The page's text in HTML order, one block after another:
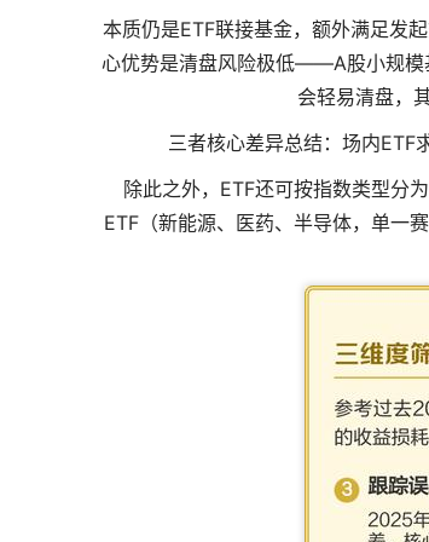
本质仍是ETF联接基金，额外满足发
心优势是清盘风险极低——A股小规模
会轻易清盘，
三者核心差异总结：场内ETF
除此之外，ETF还可按指数类型分
ETF（新能源、医药、半导体，单一